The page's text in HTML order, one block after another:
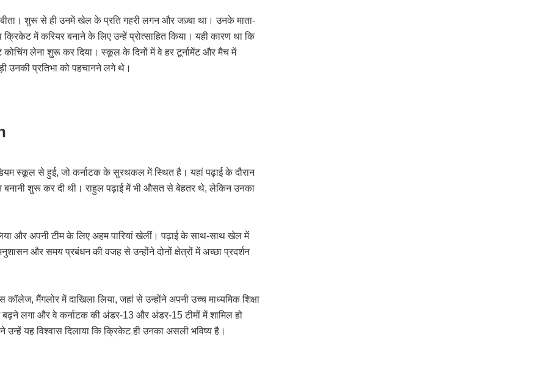
शुरू से ही उनमें खेल के प्रति गहरी लगन और जज़्बा था। उनके माता-
में करियर बनाने के लिए उन्हें प्रोत्साहित किया। यही कारण था कि
लेना शुरू कर दिया। स्कूल के दिनों में वे हर टूर्नामेंट और मैच में
उनकी प्रतिभा को पहचानने लगे थे।
स्कूल से हुई, जो कर्नाटक के सुरथकल में स्थित है। यहां पढ़ाई के दौरान
बनानी शुरू कर दी थी। राहुल पढ़ाई में भी औसत से बेहतर थे, लेकिन उनका
और अपनी टीम के लिए अहम पारियां खेलीं। पढ़ाई के साथ-साथ खेल में
और समय प्रबंधन की वजह से उन्होंने दोनों क्षेत्रों में अच्छा प्रदर्शन
मैंगलोर में दाखिला लिया, जहां से उन्होंने अपनी उच्च माध्यमिक शिक्षा
लगा और वे कर्नाटक की अंडर-13 और अंडर-15 टीमों में शामिल हो
यह विश्वास दिलाया कि क्रिकेट ही उनका असली भविष्य है।